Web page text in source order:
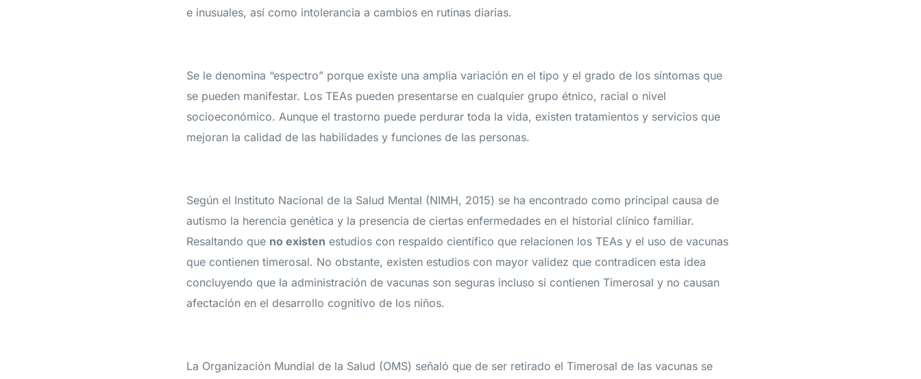
e inusuales, así como intolerancia a cambios en rutinas diarias.
Se le denomina “espectro” porque existe una amplia variación en el tipo y el grado de los síntomas que
se pueden manifestar. Los TEAs pueden presentarse en cualquier grupo étnico, racial o nivel
socioeconómico. Aunque el trastorno puede perdurar toda la vida, existen tratamientos y servicios que
mejoran la calidad de las habilidades y funciones de las personas.
Según el Instituto Nacional de la Salud Mental (NIMH, 2015) se ha encontrado como principal causa de
autismo la herencia genética y la presencia de ciertas enfermedades en el historial clínico familiar.
Resaltando que no existen estudios con respaldo científico que relacionen los TEAs y el uso de vacunas
que contienen timerosal. No obstante, existen estudios con mayor validez que contradicen esta idea
concluyendo que la administración de vacunas son seguras incluso si contienen Timerosal y no causan
afectación en el desarrollo cognitivo de los niños.
La Organización Mundial de la Salud (OMS) señaló que de ser retirado el Timerosal de las vacunas se